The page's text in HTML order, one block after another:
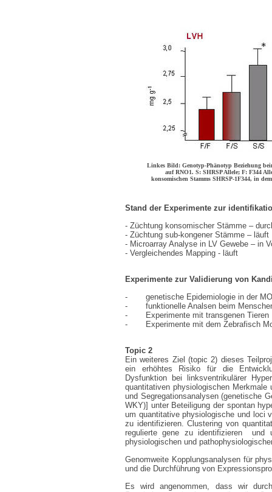
Linkes Bild: Genotyp-Phänotyp Beziehung
auf RNO1. S: SHRSP Allele; F: F344
konsomischen Stamms SHRSP-1F344, in
Stand der Experimente zur
- Züchtung konsomischer Stämme –
- Züchtung sub-kongener Stämme – läuft
- Microarray Analyse in LV Gewebe – in
- Vergleichendes Mapping - läuft
Experimente zur Validierung von
-
genetische Epidemiologie in der
-
funktionelle Analsen beim
-
Experimente mit transgenen Tieren
-
Experimente mit dem Zebrafisch
Topic 2
Ein weiteres Ziel (topic 2) dieses
ein erhöhtes Risiko für die
Dysfunktion bei linksventrikulärer
quantitativen physiologischen
und Segregationsanalysen (genetische
WKY)] unter Beteiligung der spontan
um quantitative physiologische und loci
zu identifizieren. Clustering von
regulierte gene zu identifizieren und
physiologischen und
Genomweite Kopplungsanalysen für
und die Durchführung von
Es wird angenommen, dass wir